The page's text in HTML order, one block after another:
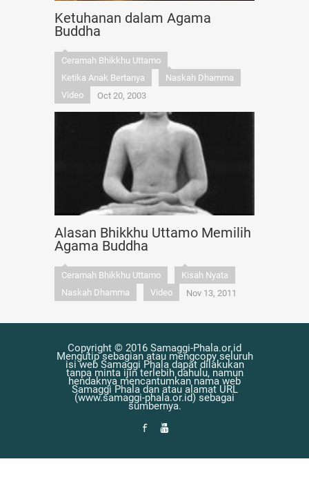
Ketuhanan dalam Agama
Buddha
Ceramah Bhikkhu Uttamo
Ketika Anak Bertanya
Naskah Dhamma
Video
Oct 20, 2003
Alasan Bhikkhu Uttamo Memilih
Agama Buddha
Ceramah Bhikkhu Uttamo
Kisah Nyata
Naskah Dhamma
Video Nov 13, 2011
Copyright © 2016 Samaggi-Phala.or.id
Mengutip sebagian atau mengcopy seluruh
isi web Samaggi Phala dapat dilakukan
tanpa minta ijin terlebih dahulu, namun
hendaknya mencantumkan nama web
Samaggi Phala dan atau alamat URL
(www.samaggi-phala.or.id) sebagai
sumbernya.